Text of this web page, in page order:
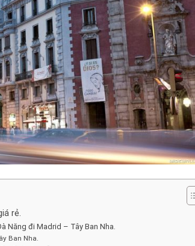
rẻ.
Năng đi Madrid – Tây Ban Nha.
Ban Nha.